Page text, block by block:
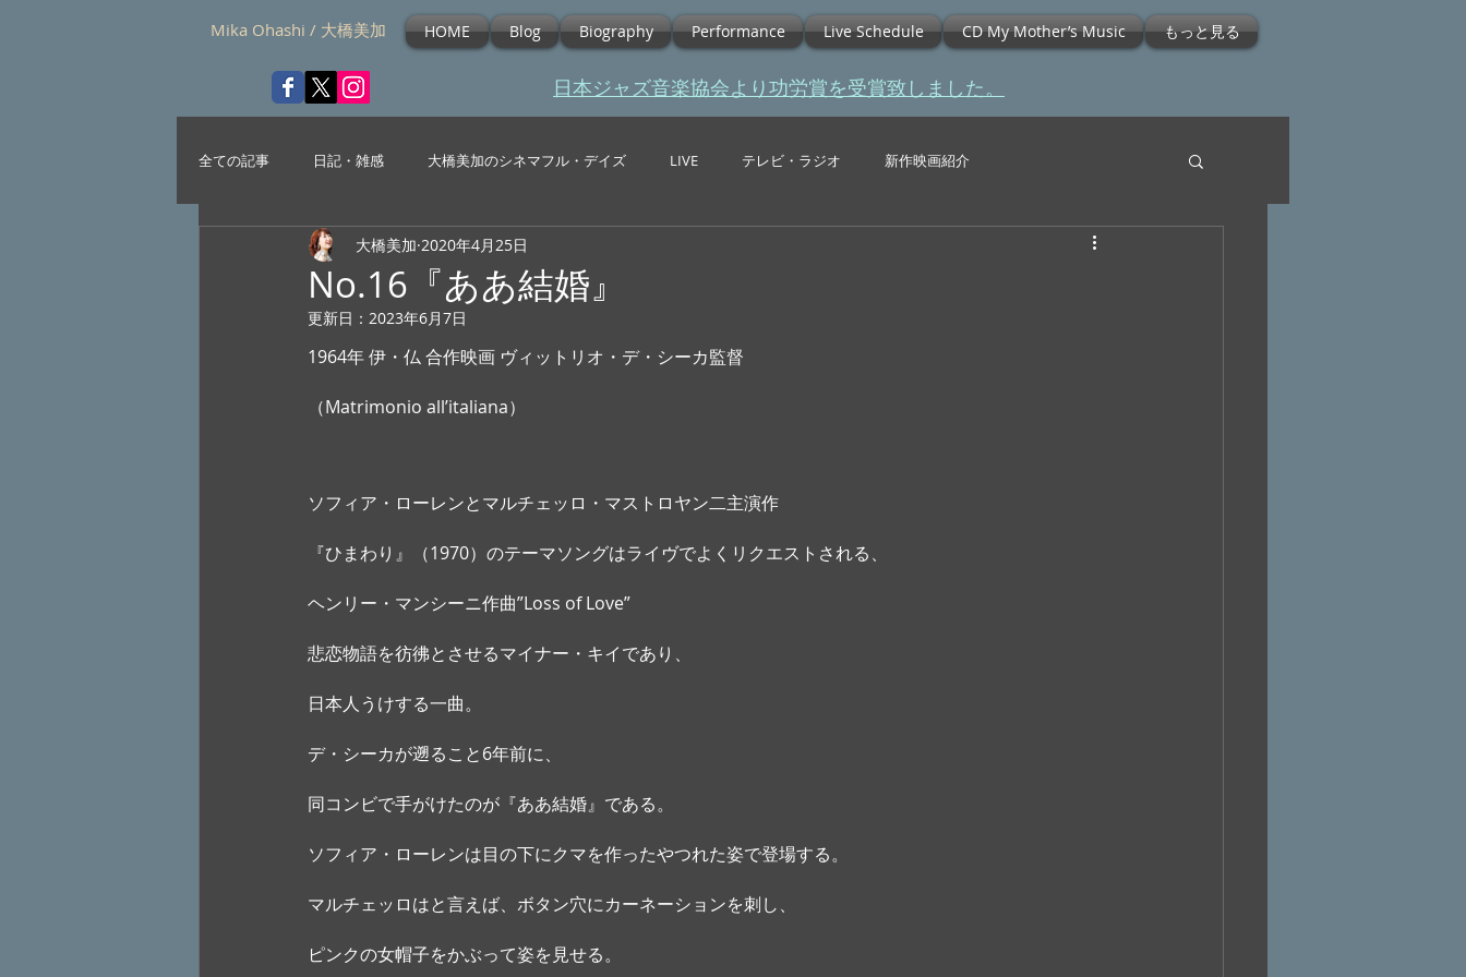
Mika Ohashi / 大橋美加 HOME Blog Biography Performance Live Schedule CD My Mother’s Music もっと見る
​日本ジャズ音楽協会より功労賞を受賞致しました。
全ての記事 日記・雑感 大橋美加のシネマフル・デイズ LIVE テレビ・ラジオ 新作映画紹介
No.16『ああ結婚』
大橋美加 2020年4月25日
更新日： 2023年6月7日
1964年 伊・仏 合作映画 ヴィットリオ・デ・シーカ監督
（Matrimonio all’italiana）
ソフィア・ローレンとマルチェッロ・マストロヤン二主演作
『ひまわり』（1970）のテーマソングはライヴでよくリクエストされる、
ヘンリー・マンシーニ作曲”Loss of Love”
悲恋物語を彷彿とさせるマイナー・キイであり、
日本人うけする一曲。
デ・シーカが遡ること6年前に、
同コンビで手がけたのが『ああ結婚』である。
ソフィア・ローレンは目の下にクマを作ったやつれた姿で登場する。
マルチェッロはと言えば、ボタン穴にカーネーションを刺し、
ピンクの女帽子をかぶって姿を見せる。